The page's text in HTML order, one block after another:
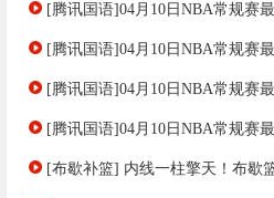
[腾讯国语]04月10日NBA常规赛最后一轮 快船 -
[腾讯国语]04月10日NBA常规赛最后一轮 快船 -
[腾讯国语]04月10日NBA常规赛最后一轮 快船 -
[腾讯国语]04月10日NBA常规赛最后一轮 快船 -
[布歇补篮] 内线一柱擎天！布歇篮下力压众